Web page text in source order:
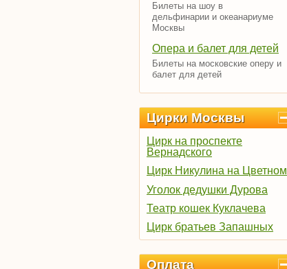
Билеты на шоу в
дельфинарии и океанариуме
Москвы
Опера и балет для детей
Билеты на московские оперу и
балет для детей
Цирки Москвы
Цирк на проспекте
Вернадского
Цирк Никулина на Цветном
Уголок дедушки Дурова
Театр кошек Куклачева
Цирк братьев Запашных
Оплата